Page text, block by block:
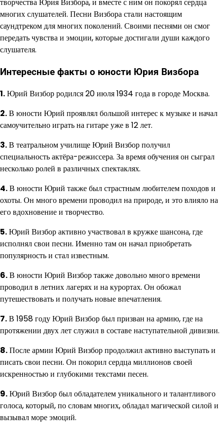
многих слушателей. Песни Визбора стали настоящим
саундтреком для многих поколений. Своими песнями он смог
передать чувства и эмоции, которые достигали души каждого
слушателя.
Интересные факты о юности Юрия Визбора
1.Юрий Визбор родился 20 июля 1934 года в городе Москва.
2.В юности Юрий проявлял большой интерес к музыке и начал
самоучительно играть на гитаре уже в 12 лет.
3.В театральном училище Юрий Визбор получил
специальность актёра-режиссера. За время обучения он сыграл
несколько ролей в различных спектаклях.
4.В юности Юрий также был страстным любителем походов и
охоты. Он много времени проводил на природе, и это влияло на
его вдохновение и творчество.
5.Юрий Визбор активно участвовал в кружке шансона, где
исполнял свои песни. Именно там он начал приобретать
популярность и стал известным.
6.В юности Юрий Визбор также довольно много времени
проводил в летних лагерях и на курортах. Он обожал
путешествовать и получать новые впечатления.
7.В 1958 году Юрий Визбор был призван на армию, где на
протяжении двух лет служил в составе наступательной дивизии.
8.После армии Юрий Визбор продолжил активно выступать и
писать свои песни. Он покорил сердца миллионов своей
искренностью и глубокими текстами песен.
9.Юрий Визбор был обладателем уникального и талантливого
голоса, который, по словам многих, обладал магической силой и
вызывал море эмоций.